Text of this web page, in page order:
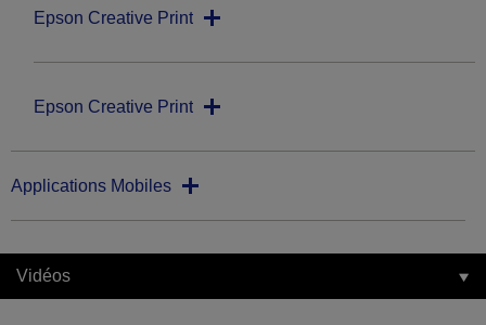
Epson Creative Print
Epson Creative Print
Applications Mobiles
Vidéos